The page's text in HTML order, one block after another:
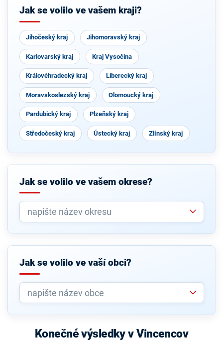
ČSL, TOP
ProOlomo
uc)
Jak se volilo ve vašem kraji?
Jihočeský kraj Jihomoravský kraj
Karlovarský kraj Kraj Vysočina
Královéhradecký kraj Liberecký kraj
Moravskoslezský kraj Olomoucký kraj
Pardubický kraj Plzeňský kraj
Středočeský kraj Ústecký kraj Zlínský kraj
Jak se volilo ve vašem okrese?
Jak se volilo ve vaší obci?
Konečné výsledky v Vincencov